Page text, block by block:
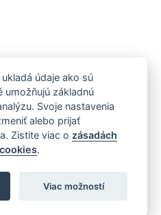
údaje ako sú
umožňujú základnú
Svoje nastavenia
alebo prijať
Zistite viac o zásadách
.
Viac možností